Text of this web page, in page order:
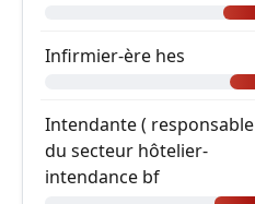
Infirmier-ère hes
Intendante ( responsable
du secteur hôtelier-
intendance bf